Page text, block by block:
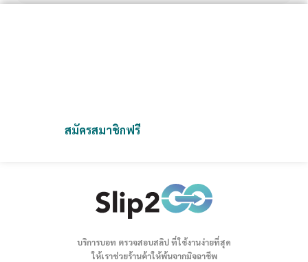
สมัครสมาชิกฟรี
บริการบอท ตรวจสอบสลิป ที่ใช้งานง่ายที่สุด
ให้เราช่วยร้านค้าให้พ้นจากมิจฉาชีพ